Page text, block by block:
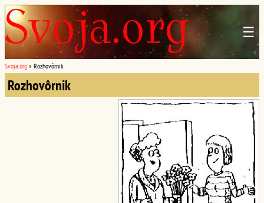
☰
Svoja.org » Rozhovôrnik
Rozhovôrnik